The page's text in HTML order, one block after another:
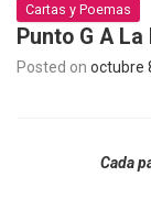
Cartas y Poemas
Punto G A
Posted on octubre
Cada